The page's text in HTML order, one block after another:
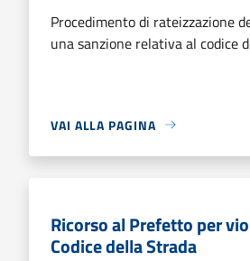
Procedimento di rateizzazione
una sanzione relativa al codice
VAI ALLA PAGINA
Ricorso al Prefetto per
Codice della Strada